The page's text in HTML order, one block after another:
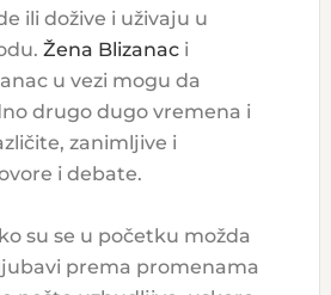
ili dožive i uživaju u
Žena Blizanaci
u vezi mogu da
drugo dugo vremena i
zanimljive i
i debate.
su se u početku možda
prema promenama